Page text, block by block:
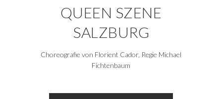
QUEEN SZENE
SALZBURG
Choreografie von Florient Cador, Regie Michael
Fichtenbaum